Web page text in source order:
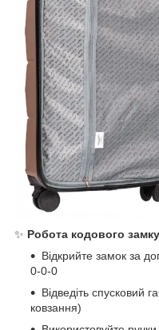
✨ Робота кодового
Відкрийте замок за
0-0-0
Відведіть спусковий
ковзання)